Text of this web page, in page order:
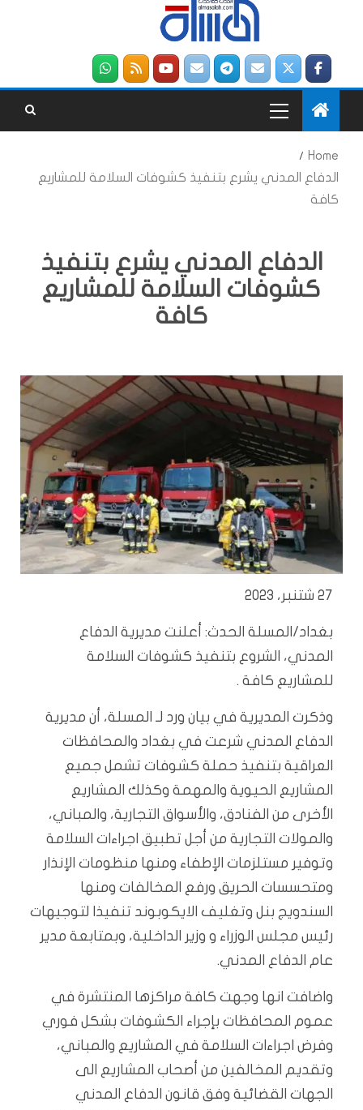
Home
الدفاع المدني يشرع بتنفيذ كشوفات السلامة للمشاريع
كافة
الدفاع المدني يشرع بتنفيذ
كشوفات السلامة للمشاريع
كافة
27 شتنبر، 2023
بغداد/المسلة الحدث: أعلنت مديرية الدفاع
المدني، الشروع بتنفيذ كشوفات السلامة
للمشاريع كافة .
وذكرت المديرية في بيان ورد لـ المسلة، أن مديرية
الدفاع المدني شرعت في بغداد والمحافظات
العراقية بتنفيذ حملة كشوفات تشمل جميع
المشاريع الحيوية والمهمة وكذلك المشاريع
الأخرى من الفنادق، والأسواق التجارية، والمباني،
والمولات التجارية من أجل تطبيق اجراءات السلامة
وتوفير مستلزمات الإطفاء ومنها منظومات الإنذار
ومتحسسات الحريق ورفع المخالفات ومنها
السندويج بنل وتغليف الايكوبوند تنفيذا لتوجيهات
رئيس مجلس الوزراء و وزير الداخلية، وبمتابعة مدير
عام الدفاع المدني.
واضافت انها وجهت كافة مراكزها المنتشرة في
عموم المحافظات بإجراء الكشوفات بشكل فوري
وفرض اجراءات السلامة في المشاريع والمباني،
وتقديم المخالفين من أصحاب المشاريع الى
الجهات القضائية وفق قانون الدفاع المدني